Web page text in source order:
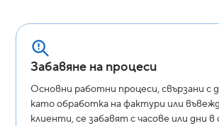
Забавяне на процеси
Основни работни процеси, свързани с
като обработка на фактури или
клиенти, се забавят с часове или дни в